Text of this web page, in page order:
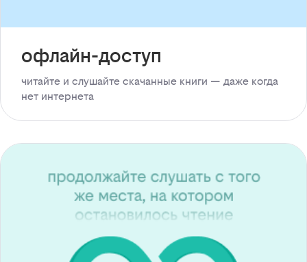
офлайн-доступ
читайте и слушайте скачанные книги — даже когда
нет интернета